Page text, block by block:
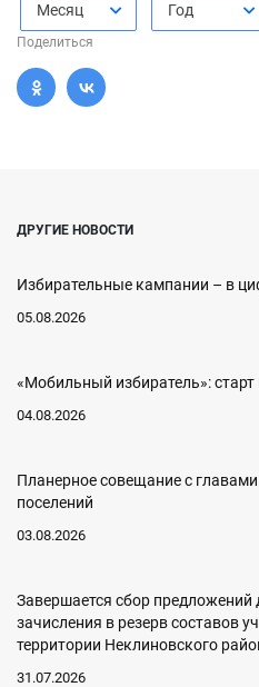
Месяц Год
Поделиться
ДРУГИЕ НОВОСТИ
Избирательные кампании – в
05.08.2026
«Мобильный избиратель»:
04.08.2026
Планерное совещание с
поселений
03.08.2026
Завершается сбор предложений
зачисления в резерв составов
территории Неклиновского
31.07.2026